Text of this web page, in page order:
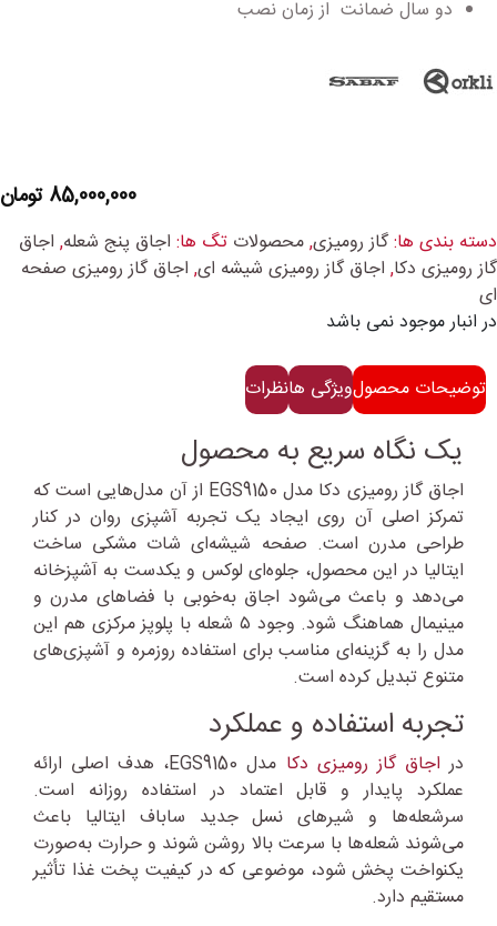
دو سال ضمانت از زمان نصب
85,000,000 تومان
دسته بندی ها:گاز رومیزی,محصولات تگ ها: اجاق پنج شعله, اجاق
گاز رومیزی دکا, اجاق گاز رومیزی شیشه ای, اجاق گاز رومیزی صفحه
ای
در انبار موجود نمی باشد
توضیحات محصولویژگی هانظرات
یک نگاه سریع به محصول
اجاق گاز رومیزی دکا مدل EGS9150 از آن مدل‌هایی است که
تمرکز اصلی آن روی ایجاد یک تجربه آشپزی روان در کنار
طراحی مدرن است. صفحه شیشه‌ای شات مشکی ساخت
ایتالیا در این محصول، جلوه‌ای لوکس و یکدست به آشپزخانه
می‌دهد و باعث می‌شود اجاق به‌خوبی با فضاهای مدرن و
مینیمال هماهنگ شود. وجود ۵ شعله با پلوپز مرکزی هم این
مدل را به گزینه‌ای مناسب برای استفاده روزمره و آشپزی‌های
متنوع تبدیل کرده است.
تجربه استفاده و عملکرد
در اجاق گاز رومیزی دکا
مدل EGS9150، هدف اصلی ارائه
عملکرد پایدار و قابل اعتماد در استفاده روزانه است.
سرشعله‌ها و شیرهای نسل جدید ساباف ایتالیا باعث
می‌شوند شعله‌ها با سرعت بالا روشن شوند و حرارت به‌صورت
یکنواخت پخش شود، موضوعی که در کیفیت پخت غذا تأثیر
مستقیم دارد.